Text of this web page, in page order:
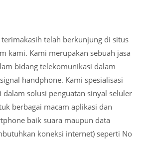
terimakasih telah berkunjung di situs
kami. Kami merupakan sebuah jasa
bidang telekomunikasi dalam
handphone. Kami spesialisasi
dalam solusi penguatan sinyal seluler
berbagai macam aplikasi dan
baik suara maupun data
koneksi internet) seperti No